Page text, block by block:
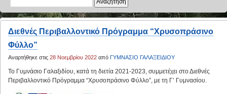
Διεθνές Περιβαλλοντικό Πρόγραμμα “Χρυσοπράσινο
Φύλλο”
Αναρτήθηκε στις 28 Νοεμβρίου 2022 από ΓΥΜΝΑΣΙΟ ΓΑΛΑΞΕΙΔΙΟΥ
Το Γυμνάσιο Γαλαξιδίου, κατά τη διετία 2021-2023, συμμετέχει στο Διεθνές
Περιβαλλοντικό Πρόγραμμα “Χρυσοπράσινο Φύλλο”, με τη Γ’ Γυμνασίου.